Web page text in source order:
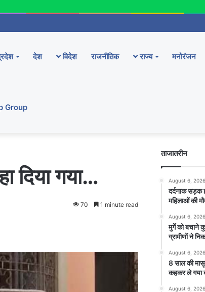
देश विदेश राजनीतिक राज्य मनोरंजन
Group
दिया गया…
70 1 minute read
ताजातरीन
August 6, 2026
दर्दनाक सड़क
महिलाओं की
August 6, 2026
मुर्गे को बचाने
ग्रामीणों ने
August 6, 2026
8 साल की
कहकर ले गया
August 6, 2026